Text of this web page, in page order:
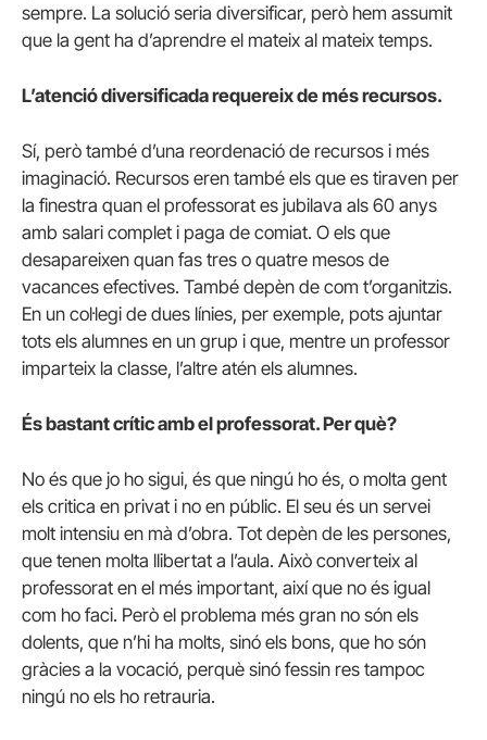
sempre. La solució seria diversificar, però hem assumit
que la gent ha d’aprendre el mateix al mateix temps.
L’atenció diversificada requereix de més recursos.
Sí, però també d’una reordenació de recursos i més
imaginació. Recursos eren també els que es tiraven per
la finestra quan el professorat es jubilava als 60 anys
amb salari complet i paga de comiat. O els que
desapareixen quan fas tres o quatre mesos de
vacances efectives. També depèn de com t’organitzis.
En un col·legi de dues línies, per exemple, pots ajuntar
tots els alumnes en un grup i que, mentre un professor
imparteix la classe, l’altre atén els alumnes.
És bastant crític amb el professorat. Per què?
No és que jo ho sigui, és que ningú ho és, o molta gent
els critica en privat i no en públic. El seu és un servei
molt intensiu en mà d’obra. Tot depèn de les persones,
que tenen molta llibertat a l’aula. Això converteix al
professorat en el més important, així que no és igual
com ho faci. Però el problema més gran no són els
dolents, que n’hi ha molts, sinó els bons, que ho són
gràcies a la vocació, perquè sinó fessin res tampoc
ningú no els ho retrauria.